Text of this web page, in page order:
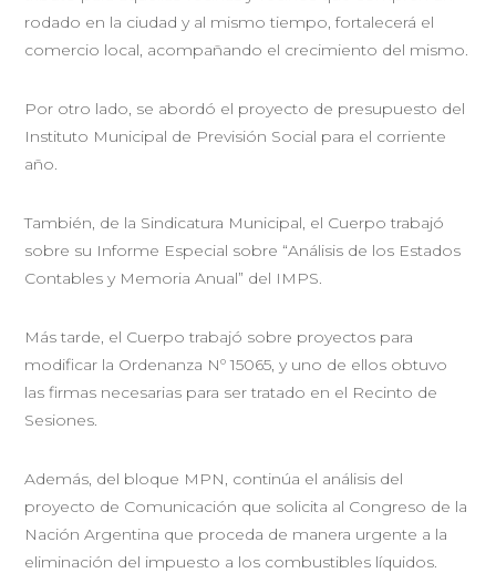
rodado en la ciudad y al mismo tiempo, fortalecerá el
comercio local, acompañando el crecimiento del mismo.
Por otro lado, se abordó el proyecto de presupuesto del
Instituto Municipal de Previsión Social para el corriente
año.
También, de la Sindicatura Municipal, el Cuerpo trabajó
sobre su Informe Especial sobre “Análisis de los Estados
Contables y Memoria Anual” del IMPS.
Más tarde, el Cuerpo trabajó sobre proyectos para
modificar la Ordenanza Nº 15065, y uno de ellos obtuvo
las firmas necesarias para ser tratado en el Recinto de
Sesiones.
Además, del bloque MPN, continúa el análisis del
proyecto de Comunicación que solicita al Congreso de la
Nación Argentina que proceda de manera urgente a la
eliminación del impuesto a los combustibles líquidos.